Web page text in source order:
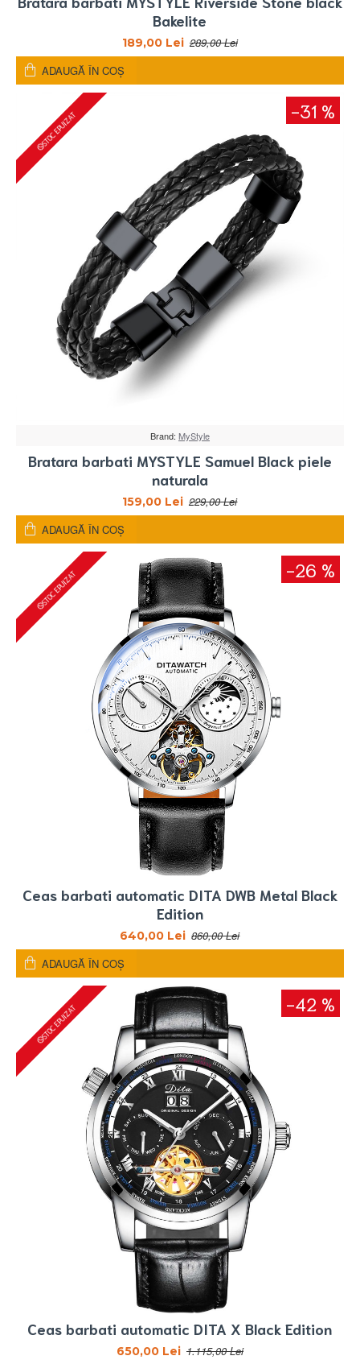
Bakelite
189,00 Lei 289,00 Lei
ADAUGĂ ÎN COŞ
-31 %
STOC EPUIZAT
Brand: MyStyle
Bratara barbati MYSTYLE Samuel Black piele
naturala
159,00 Lei 229,00 Lei
ADAUGĂ ÎN COŞ
-26 %
STOC EPUIZAT
Ceas barbati automatic DITA DWB Metal Black
Edition
640,00 Lei 860,00 Lei
ADAUGĂ ÎN COŞ
-42 %
STOC EPUIZAT
Ceas barbati automatic DITA X Black Edition
650,00 Lei 1.115,00 Lei